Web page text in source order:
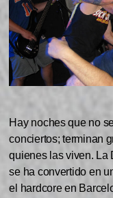
Hay noches que no
conciertos; terminan
quienes las viven. La
se ha convertido en
el hardcore en